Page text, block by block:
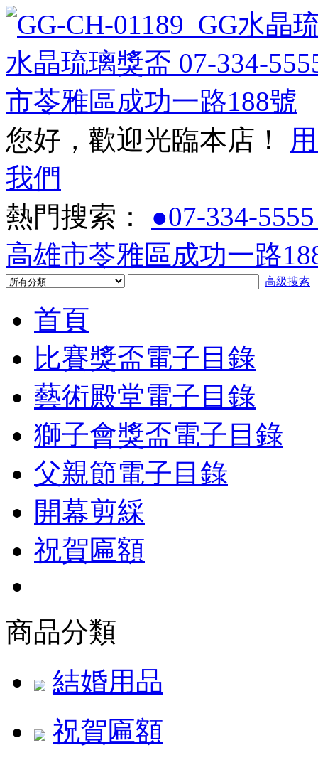
您好，歡迎光臨本店！
我們
熱門搜索： ●07-334-
高雄市苓雅區成功一路
高級搜索
首頁
比賽獎盃電子目錄
藝術殿堂電子目錄
獅子會獎盃電子目錄
父親節電子目錄
開幕剪綵
祝賀匾額
商品分類
結婚用品
祝賀匾額